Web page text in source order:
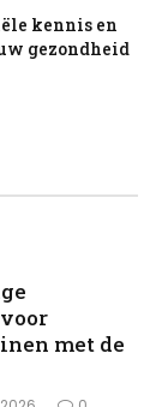
kennis en
gezondheid
met de